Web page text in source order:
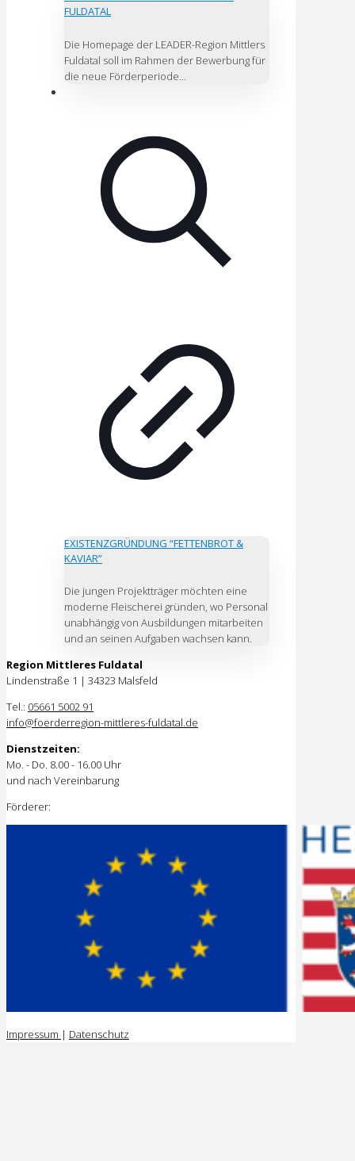
FULDATAL
Die Homepage der LEADER-Region Mittlers
Fuldatal soll im Rahmen der Bewerbung für
die neue Förderperiode...
EXISTENZGRÜNDUNG “FETTENBROT &
KAVIAR”
Die jungen Projektträger möchten eine
moderne Fleischerei gründen, wo Personal
unabhängig von Ausbildungen mitarbeiten
und an seinen Aufgaben wachsen kann.
Region Mittleres Fuldatal
Lindenstraße 1 | 34323 Malsfeld
Tel.: 05661 5002 91
info@foerderregion-mittleres-fuldatal.de
Dienstzeiten:
Mo. - Do. 8.00 - 16.00 Uhr
und nach Vereinbarung
Förderer:
Impressum | Datenschutz